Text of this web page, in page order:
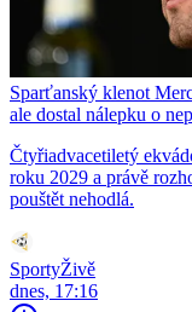
Sparťanský klenot
ale dostal nálepku o
Čtyřiadvacetiletý
roku 2029 a právě
pouštět nehodlá.
SportyŽivě
dnes, 17:16